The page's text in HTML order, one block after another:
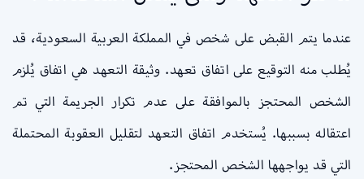
عندما يتم القبض على شخص في المملكة العربية السعودية، قد
يُطلب منه التوقيع على اتفاق تعهد. وثيقة التعهد هي اتفاق يُلزم
الشخص المحتجز بالموافقة على عدم تكرار الجريمة التي تم
اعتقاله بسببها. يُستخدم اتفاق التعهد لتقليل العقوبة المحتملة
التي قد يواجهها الشخص المحتجز.